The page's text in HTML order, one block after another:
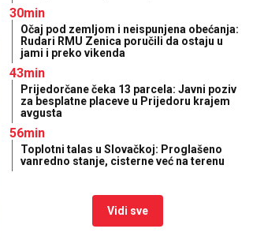
30min
Očaj pod zemljom i neispunjena obećanja:
Rudari RMU Zenica poručili da ostaju u
jami i preko vikenda
43min
Prijedorčane čeka 13 parcela: Javni poziv
za besplatne placeve u Prijedoru krajem
avgusta
56min
Toplotni talas u Slovačkoj: Proglašeno
vanredno stanje, cisterne već na terenu
Vidi sve